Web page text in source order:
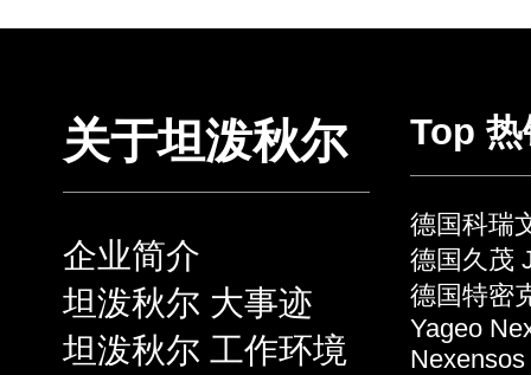
关于坦泼秋尔
企业简介
坦泼秋尔 大事迹
坦泼秋尔 工作环境
Top 热
德国科瑞
德国久茂
德国特密
Yageo
Nexensos